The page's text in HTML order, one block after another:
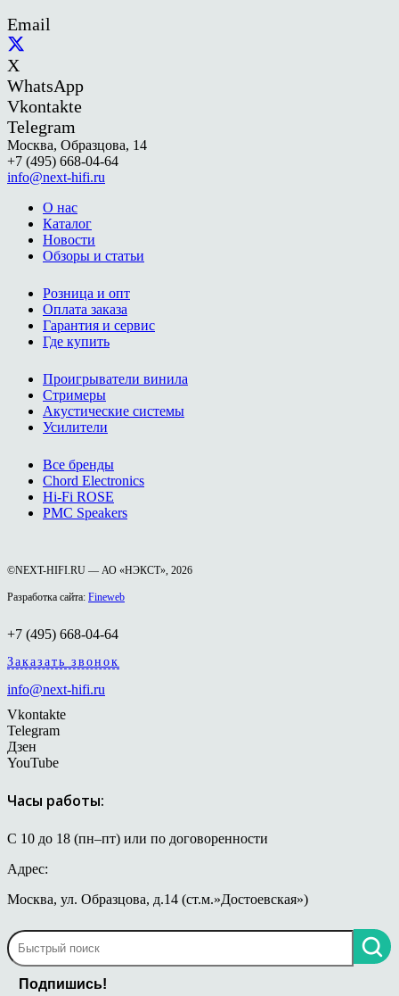
Email
X
WhatsApp
Vkontakte
Telegram
Москва, Образцова, 14
+7 (495) 668-04-64
info@next-hifi.ru
О нас
Каталог
Новости
Обзоры и статьи
Розница и опт
Оплата заказа
Гарантия и сервис
Где купить
Проигрыватели винила
Стримеры
Акустические системы
Усилители
Все бренды
Chord Electronics
Hi-Fi ROSE
PMC Speakers
©NEXT-HIFI.RU — АО «НЭКСТ», 2026
Разработка сайта: Fineweb
+7 (495) 668-04-64
Заказать звонок
info@next-hifi.ru
Vkontakte
Telegram
Дзен
YouTube
Часы работы:
С 10 до 18 (пн–пт) или по договоренности
Адрес:
Москва, ул. Образцова, д.14 (ст.м.»Достоевская»)
Подпишись!